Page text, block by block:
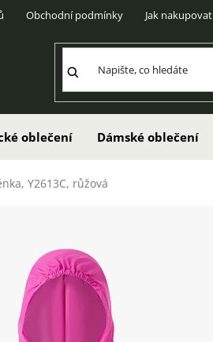
Obchodní podmínky Jak nakupovat
oblečení Dámské oblečení
Y2613C, růžová